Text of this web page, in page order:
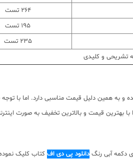
264 تست
195 تست
235 تست
همین دلیل قیمت مناسبی دارد. اما با توجه
قیمت و بالاترین تخفیف به صورت
دکمه آبی رنگ دانلود پی دی اف کتاب کلیک